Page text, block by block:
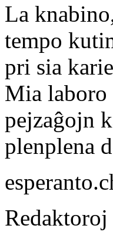
La
tempo
pri sia
Mia laboro
pejzaĝojn
plenplena